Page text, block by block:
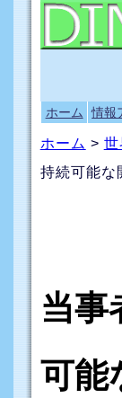
ホーム 情報
ホーム > 世
持続可能な
当事
可能